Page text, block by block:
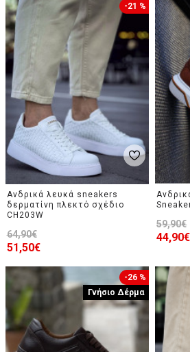
-21 %
Ανδρικά λευκά sneakers
δερματίνη πλεκτό σχέδιο
CH203W
51,50€
64,90€ 44,90€
59,90€
Γνήσιο Δέρμα
-26 %